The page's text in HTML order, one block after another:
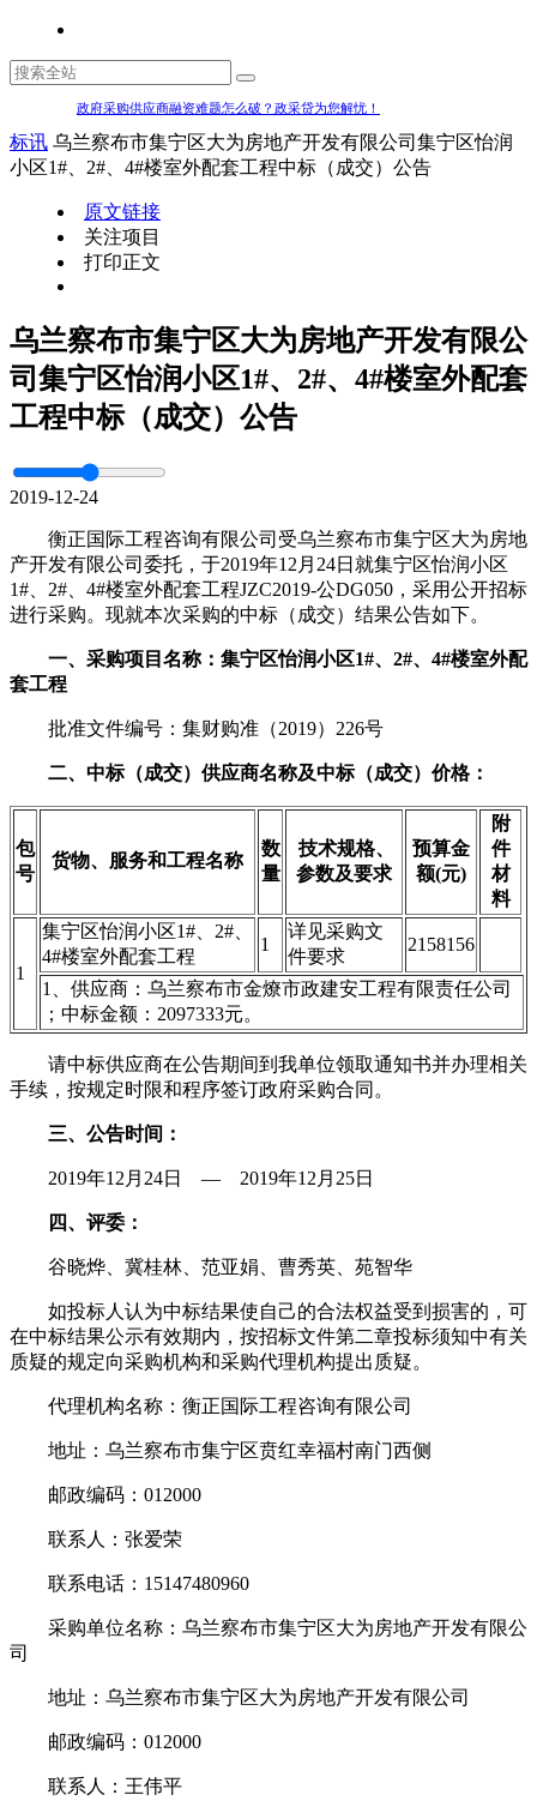
政府采购供应商融资难题怎么破？政采贷为您解忧！
标讯 乌兰察布市集宁区大为房地产开发有限公司集宁区怡润
小区1#、2#、4#楼室外配套工程中标（成交）公告
原文链接
关注项目
打印正文
乌兰察布市集宁区大为房地产开发有限公
司集宁区怡润小区1#、2#、4#楼室外配套
工程中标（成交）公告
2019-12-24
衡正国际工程咨询有限公司受乌兰察布市集宁区大为房地
产开发有限公司委托，于2019年12月24日就集宁区怡润小区
1#、2#、4#楼室外配套工程JZC2019-公DG050，采用公开招标
进行采购。现就本次采购的中标（成交）结果公告如下。
一、采购项目名称：集宁区怡润小区1#、2#、4#楼室外配
套工程
批准文件编号：集财购准（2019）226号
二、中标（成交）供应商名称及中标（成交）价格：
包
号
货物、服务和工程名称
数
量
技术规格、
参数及要求
预算金
额(元)
附
件
材
料
1
集宁区怡润小区1#、2#、
4#楼室外配套工程
1
详见采购文
件要求
2158156
1、供应商：乌兰察布市金燎市政建安工程有限责任公司
；中标金额：2097333元。
请中标供应商在公告期间到我单位领取通知书并办理相关
手续，按规定时限和程序签订政府采购合同。
三、公告时间：
2019年12月24日 — 2019年12月25日
四、评委：
谷晓烨、冀桂林、范亚娟、曹秀英、苑智华
如投标人认为中标结果使自己的合法权益受到损害的，可
在中标结果公示有效期内，按招标文件第二章投标须知中有关
质疑的规定向采购机构和采购代理机构提出质疑。
代理机构名称：衡正国际工程咨询有限公司
地址：乌兰察布市集宁区贲红幸福村南门西侧
邮政编码：012000
联系人：张爱荣
联系电话：15147480960
采购单位名称：乌兰察布市集宁区大为房地产开发有限公
司
地址：乌兰察布市集宁区大为房地产开发有限公司
邮政编码：012000
联系人：王伟平